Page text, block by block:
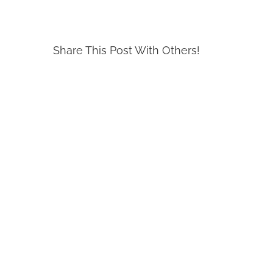
Share This Post With Others!